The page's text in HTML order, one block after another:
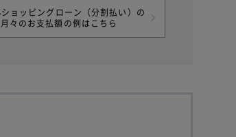
ショッピングローン（分割払い）の
月々のお支払額の例はこちら